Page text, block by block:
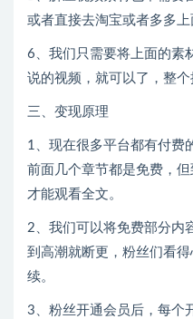
或者直接去淘宝或者多多上
6、我们只需要将上面的素
说的视频，就可以了，整个
三、变现原理
1、现在很多平台都有付费
前面几个章节都是免费，
才能观看全文。
2、我们可以将免费部分内
到高潮就断更，粉丝们看
续。
3、粉丝开通会员后，每个